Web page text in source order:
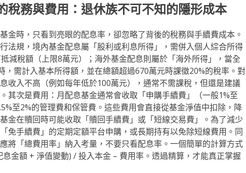
稅務與費用：退休族不可不知的隱形成本
金時，只看到亮眼的配息率，卻忽略了背後的稅務與手續費成本。
法規，境內基金配息屬「股利或利息所得」，需併入個人綜合所得
減稅額（上限8萬元）；海外基金配息則屬於「海外所得」，當全
，需計入基本所得額，並在總額超過670萬元時課徵20%的稅率。對
收入不高（例如每年低於100萬元），通常不需課稅，但還是建議
其次是費用：月配息基金通常會收取「申購手續費」（一般1%至
至2%的管理費和保管費。這些費用會直接從基金淨值中扣除，降
金在贖回時可能收取「贖回手續費」或「短線交易費」。為了減少
免手續費」的定期定額平台申購，或長期持有以免除短線費用。同
將「總費用率」納入考量，不要只看配息率。一個簡單的計算方式
金額 + 淨值變動) / 投入本金 – 費用率。透過精算，才能真正掌握